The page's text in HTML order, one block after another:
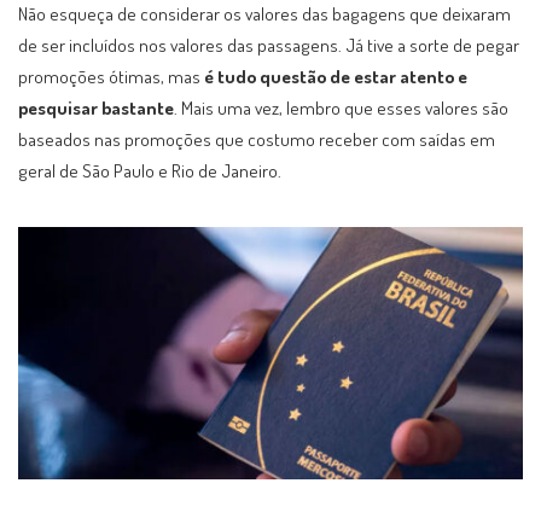
Não esqueça de considerar os valores das bagagens que deixaram
de ser incluídos nos valores das passagens. Já tive a sorte de pegar
promoções ótimas, mas é tudo questão de estar atento e
pesquisar bastante. Mais uma vez, lembro que esses valores são
baseados nas promoções que costumo receber com saídas em
geral de São Paulo e Rio de Janeiro.